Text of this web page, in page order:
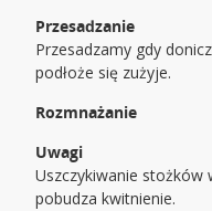
Przesadzanie
Przesadzamy gdy
podłoże się zużyje.
Rozmnażanie
Uwagi
Uszczykiwanie stożków
pobudza kwitnienie.